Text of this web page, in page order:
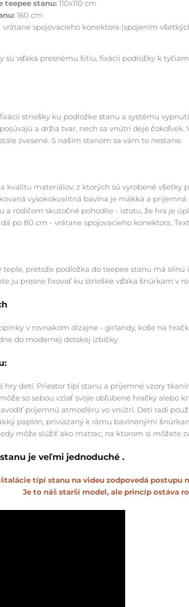
teepee stanu: 110x110 cm
160 cm
vrátane spojovacieho konektora (spojením
sú vďaka presnému šitiu, fixácii podložky k
striešky ku podložke stanu a systému
a držia tvar, nech sa vnútri deje čokoľvek.
zvesené. S naším stanom sa vám to nestane.
kvalitu materiálov, z ktorých sú vyrobené všetky
vysokokvalitná bavlna je mäkká a
a rodičom skutočné pohodlie - istotu, že hra je
po 80 cm - vrátane spojovacieho konektora.
teple, pretože podložka do teepee stanu má silnú
ju presne fixovať ku strieške vďaka šnúrkam v
v rovnakom dizajne - girlandy, koše na
do modernej detskej izbičky.
hry detí. Priestor típí stanu a príjemné vzory
so sebou vziať svoje obľúbené hračky alebo
príjemnú atmosféru vo vnútri. Deti radi
paplón, priviazaný k rámu bavlnenými
môže slúžiť ako matrac, na ktorom si môžete
je veľmi jednoduché .
típí stanu na videu zodpovedá postupu
Je to náš starší model, ale princíp ostáva